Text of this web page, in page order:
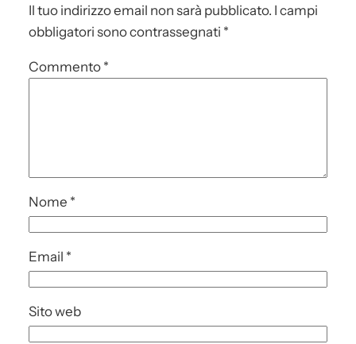
Il tuo indirizzo email non sarà pubblicato. I campi
obbligatori sono contrassegnati *
Commento *
Nome *
Email *
Sito web